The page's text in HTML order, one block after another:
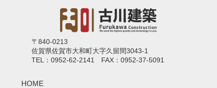
〒840-0213
佐賀県佐賀市大和町大字久留間3043-1
TEL：0952-62-2141 FAX：0952-37-5091
HOME